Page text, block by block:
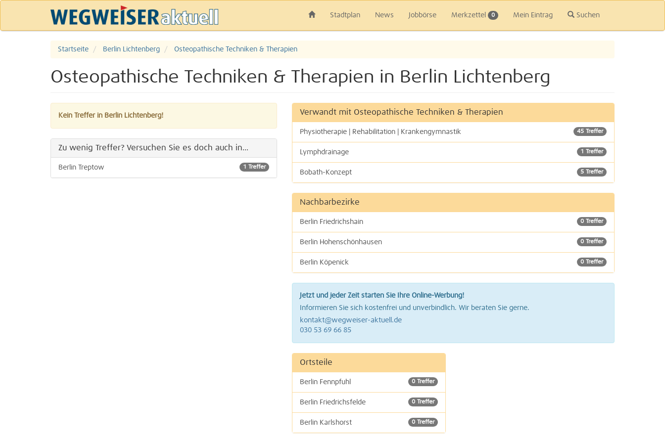
Stadtplan News Jobbörse Merkzettel 0 Mein Eintrag Suchen
Startseite Berlin Lichtenberg Osteopathische Techniken & Therapien
Osteopathische Techniken & Therapien in Berlin Lichtenberg
Kein Treffer in Berlin Lichtenberg!
Zu wenig Treffer? Versuchen Sie es doch auch in...
1 Treffer
Berlin Treptow
Verwandt mit Osteopathische Techniken & Therapien
45 Treffer
Physiotherapie | Rehabilitation | Krankengymnastik
1 Treffer
Lymphdrainage
5 Treffer
Bobath-Konzept
4 Treffer
Manuelle Therapie
3 Treffer
Osteopathie
Nachbarbezirke
0 Treffer
Berlin Friedrichshain
0 Treffer
Berlin Hohenschönhausen
0 Treffer
Berlin Köpenick
0 Treffer
Berlin Marzahn
Berlin Prenzlauer Berg
Berlin Treptow
Jetzt und jeder Zeit starten Sie Ihre Online-Werbung!
Informieren Sie sich kostenfrei und unverbindlich. Wir beraten Sie gerne.
kontakt@wegweiser-aktuell.de
030 53 69 66 85
Ortsteile
0 Treffer
Berlin Fennpfuhl
0 Treffer
Berlin Friedrichsfelde
0 Treffer
Berlin Karlshorst